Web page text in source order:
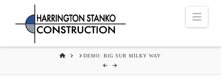
HOME DEMO: BIG SUR MILKY WAY